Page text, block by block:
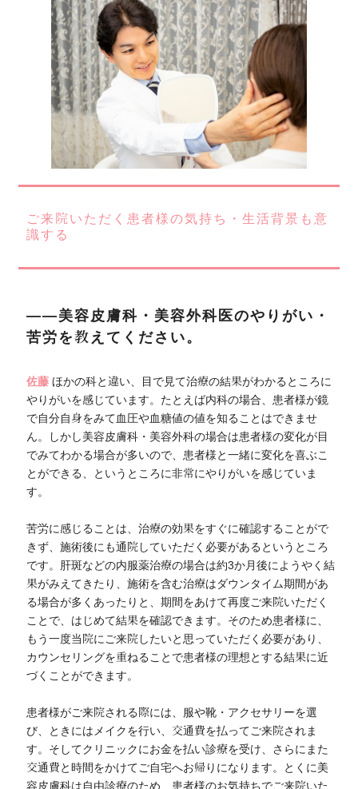
ご来院いただく患者様の気持ち・生活背景も意
識する
――美容皮膚科・美容外科医のやりがい・
苦労を教えてください。
佐藤ほかの科と違い、目で見て治療の結果がわかるところに
やりがいを感じています。たとえば内科の場合、患者様が鏡
で自分自身をみて血圧や血糖値の値を知ることはできませ
ん。しかし美容皮膚科・美容外科の場合は患者様の変化が目
でみてわかる場合が多いので、患者様と一緒に変化を喜ぶこ
とができる、というところに非常にやりがいを感じていま
す。
苦労に感じることは、治療の効果をすぐに確認することがで
きず、施術後にも通院していただく必要があるというところ
です。肝斑などの内服薬治療の場合は約3か月後にようやく結
果がみえてきたり、施術を含む治療はダウンタイム期間があ
る場合が多くあったりと、期間をあけて再度ご来院いただく
ことで、はじめて結果を確認できます。そのため患者様に、
もう一度当院にご来院したいと思っていただく必要があり、
カウンセリングを重ねることで患者様の理想とする結果に近
づくことができます。
患者様がご来院される際には、服や靴・アクセサリーを選
び、ときにはメイクを行い、交通費を払ってご来院されま
す。そしてクリニックにお金を払い診療を受け、さらにまた
交通費と時間をかけてご自宅へお帰りになります。とくに美
容皮膚科は自由診療のため、患者様のお気持ちでご来院いた